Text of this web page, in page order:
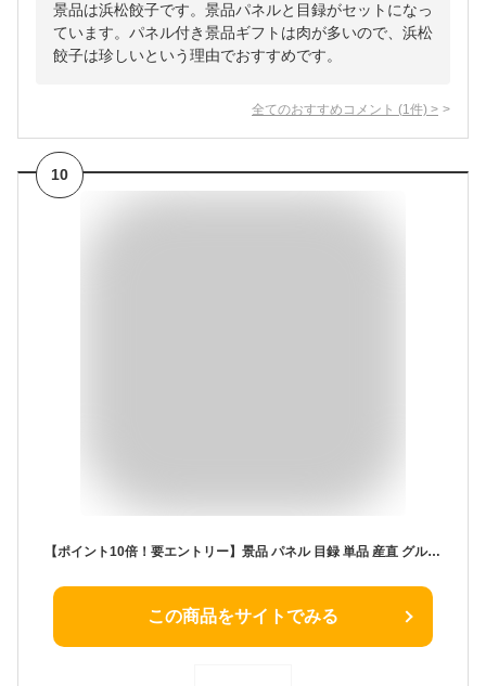
景品は浜松餃子です。景品パネルと目録がセットになっ
ています。パネル付き景品ギフトは肉が多いので、浜松
餃子は珍しいという理由でおすすめです。
全てのおすすめコメント (1 件) >
10
【ポイント10倍！要エントリー】景品 パネル 目録 単品 産直 グルメ ラーメン 拉麺 5食 詰め合わせ セット 目録 パネル ビンゴ 披露宴 目録 ビンゴ 結婚式 二次会 披露宴 会社イベント ゴルフコンペ 忘年会 抽選会
この商品をサイトでみる